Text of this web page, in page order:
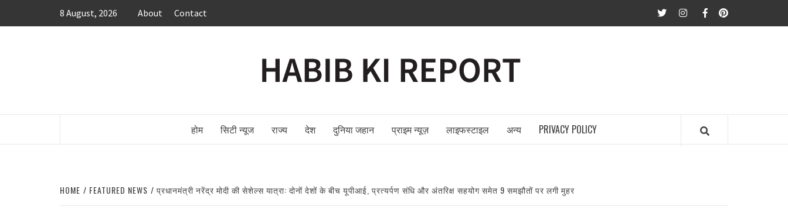
8 August, 2026 About Contact twitterInstagram
FacebookPinterest
होम सिटी न्यूज राज्य देश दुनिया जहान प्राइम न्यूज़ लाइफस्टाइल अन्य PRIVACY POLICY
HOME FEATURED NEWS प्रधानमंत्री नरेंद्र मोदी की सेशेल्स यात्रा: दोनों देशों के बीच यूपीआई, प्रत्यर्पण संधि और अंतरिक्ष सहयोग समेत 9 समझौतों पर लगी मुहर